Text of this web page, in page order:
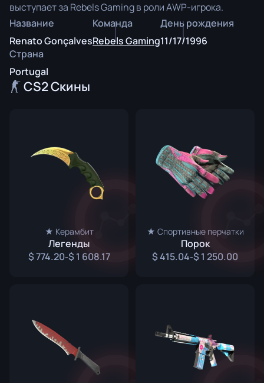
выступает за Rebels Gaming в роли AWP-игрока.
Название
Renato Gonçalves
Команда
Rebels Gaming
День рождения
11/17/1996
Страна
Portugal
CS2 Скины
★ Керамбит
Легенды
774.20- 1 608.17
★ Спортивные перчатки
Порок
415.04- 1 250.00